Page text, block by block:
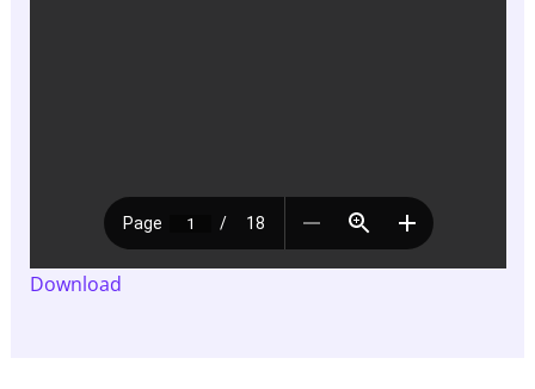
Download